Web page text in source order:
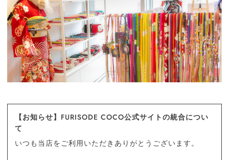
【お知らせ】FURISODE COCO公式サイトの統合につい
て
いつも当店をご利用いただきありがとうございます。